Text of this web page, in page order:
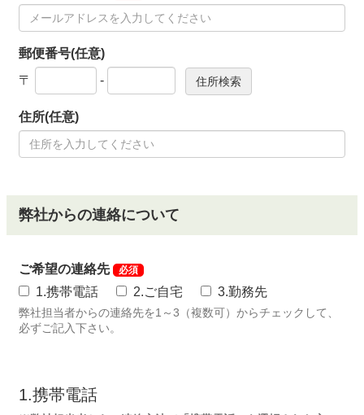
郵便番号(任意)
〒
-
住所(任意)
弊社からの連絡について
ご希望の連絡先 必須
1.携帯電話 2.ご自宅 3.勤務先
弊社担当者からの連絡先を1～3（複数可）からチェックして、
必ずご記入下さい。
1.携帯電話